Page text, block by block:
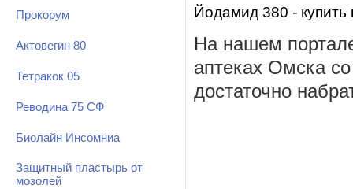
Прокорум
Актовегин 80
Тетракок 05
Реводина 75 СФ
Биолайн Инсомниа
Защитный пластырь от
мозолей
Йодамид 380 - купить
На нашем
аптеках Омска
достаточно